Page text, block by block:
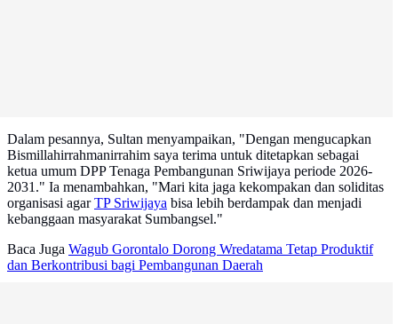
Dalam pesannya, Sultan menyampaikan, "Dengan mengucapkan
Bismillahirrahmanirrahim saya terima untuk ditetapkan sebagai
ketua umum DPP Tenaga Pembangunan Sriwijaya periode 2026-
2031." Ia menambahkan, "Mari kita jaga kekompakan dan soliditas
organisasi agarTP Sriwijaya bisa lebih berdampak dan menjadi
kebanggaan masyarakat Sumbangsel."
Baca Juga Wagub Gorontalo Dorong Wredatama Tetap Produktif
dan Berkontribusi bagi Pembangunan Daerah